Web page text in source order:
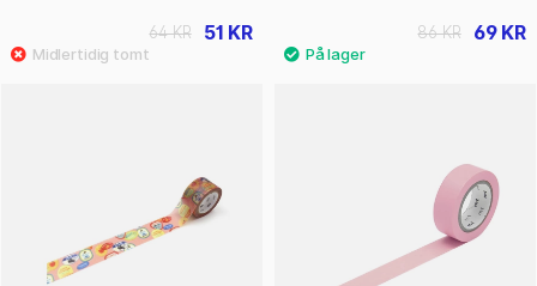
51 KR
64 KR 69 KR
86 KR